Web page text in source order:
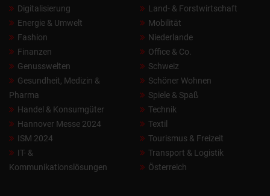
Digitalisierung
Energie & Umwelt
Fashion
Finanzen
Genusswelten
Gesundheit, Medizin &
Pharma
Handel & Konsumgüter
Hannover Messe 2024
ISM 2024
IT- &
Kommunikationslösungen
Land- & Forstwirtschaft
Mobilität
Niederlande
Office & Co.
Schweiz
Schöner Wohnen
Spiele & Spaß
Technik
Textil
Tourismus & Freizeit
Transport & Logistik
Österreich